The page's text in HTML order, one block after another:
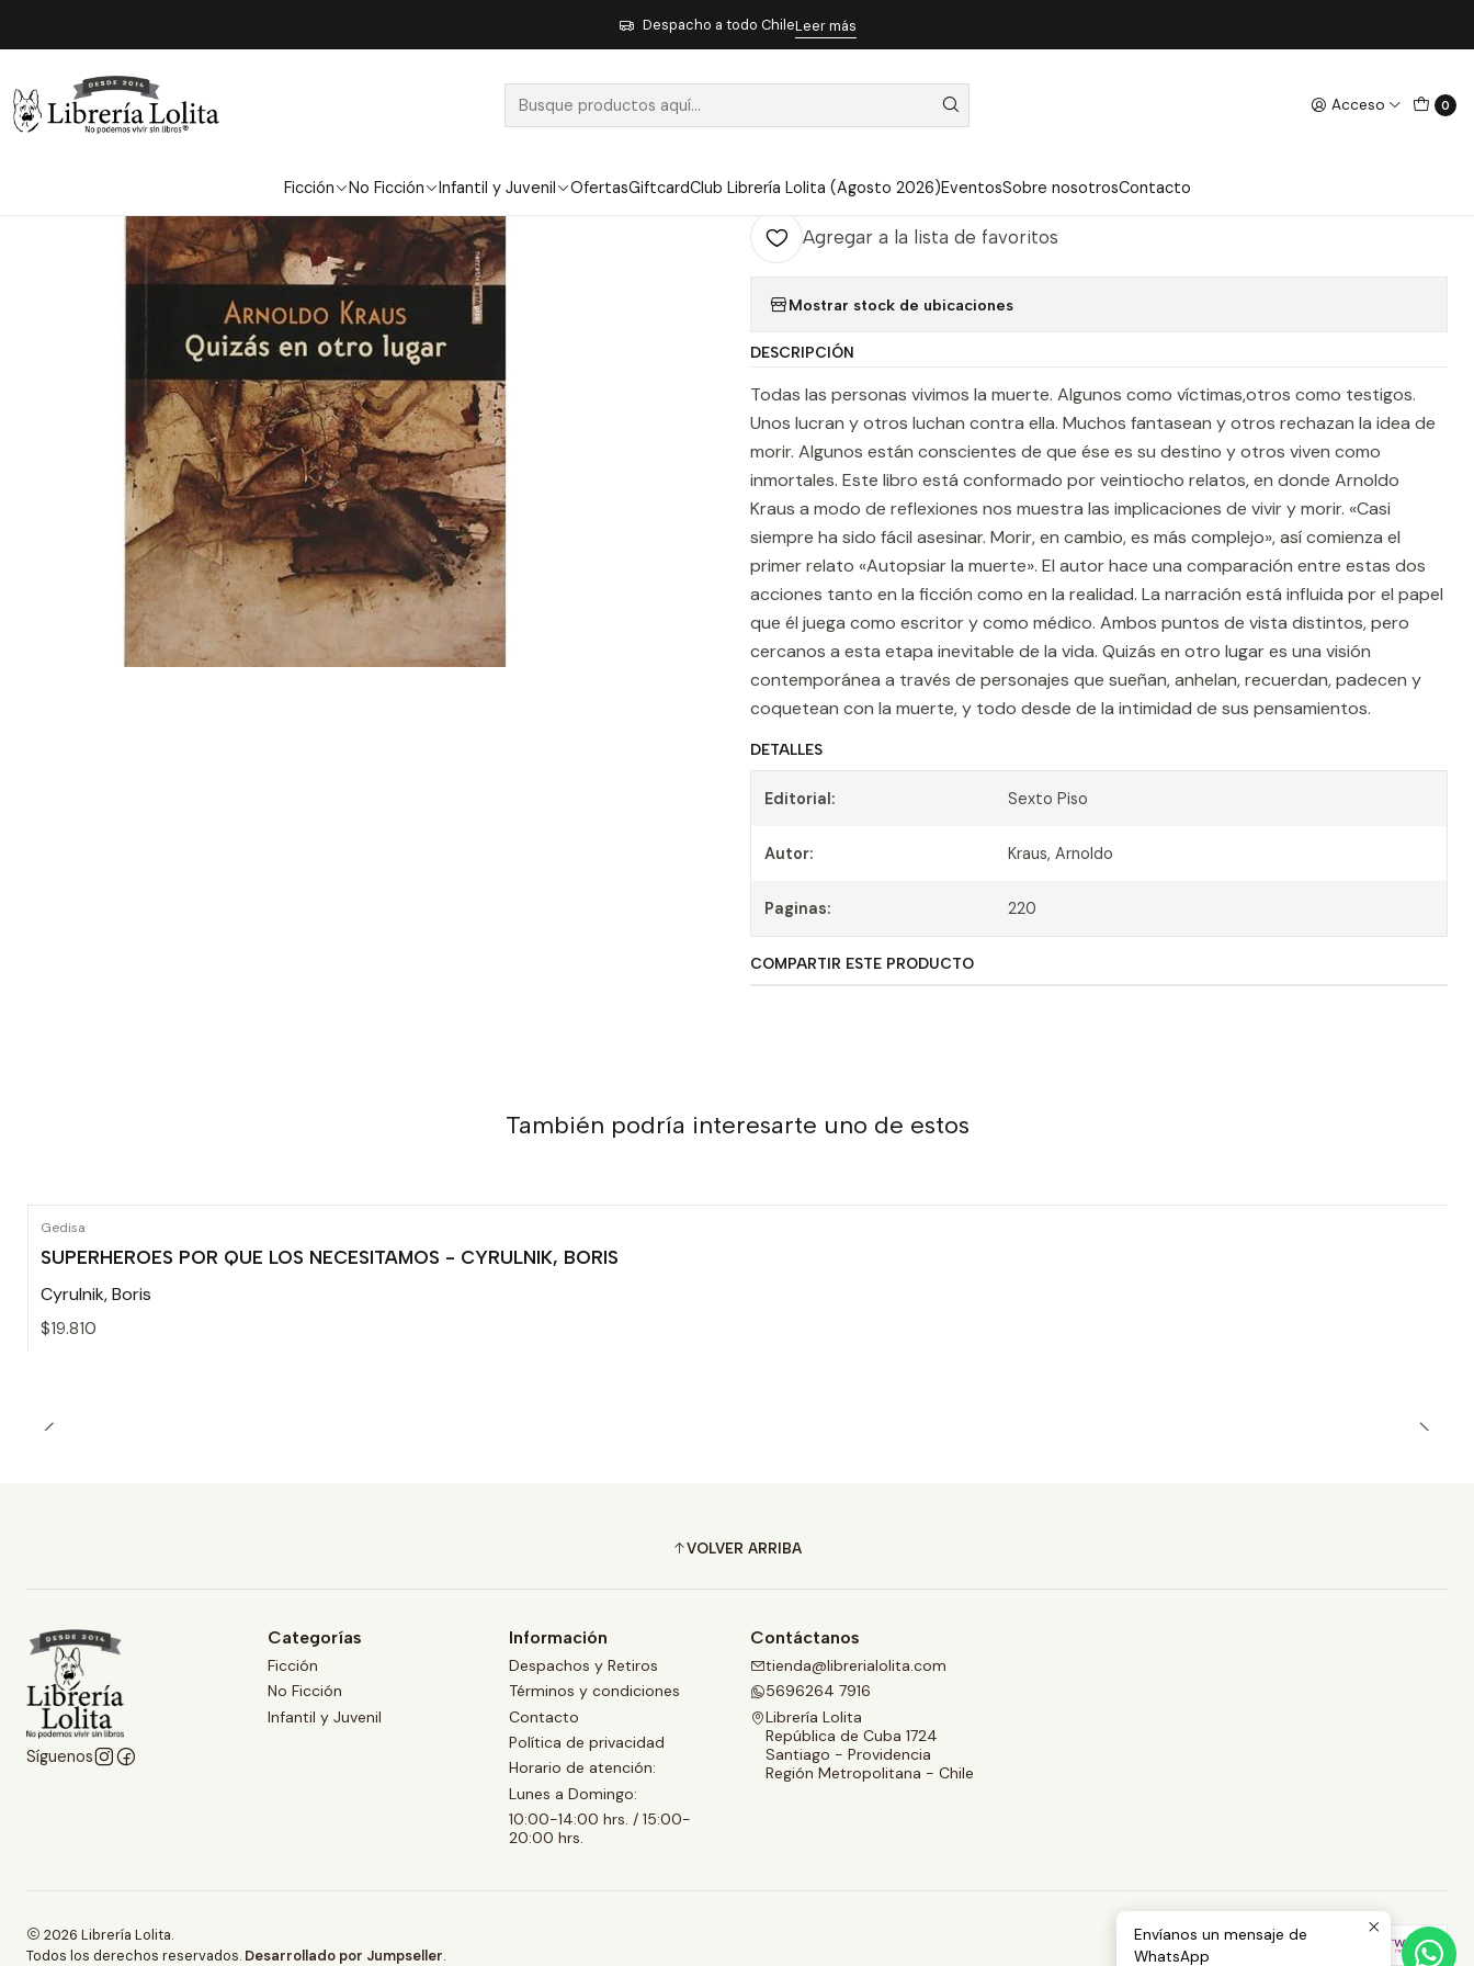
Acceso 0
Ficción No Ficción Infantil y Juvenil OfertasGiftcardClub Librería Lolita (Agosto 2026)EventosSobre nosotrosContacto
Despacho a todo ChileLeer más
Pendiente 3 Quizas En Otro Lugar
QUIZAS EN OTRO LUGAR
Cantidad
Agregar a la lista de favoritos
Mostrar stock de ubicaciones
DESCRIPCIÓN
Todas las personas vivimos la muerte. Algunos como víctimas,otros como testigos.
Unos lucran y otros luchan contra ella. Muchos fantasean y otros rechazan la idea de
morir. Algunos están conscientes de que ése es su destino y otros viven como
inmortales. Este libro está conformado por veintiocho relatos, en donde Arnoldo
Kraus a modo de reflexiones nos muestra las implicaciones de vivir y morir. «Casi
siempre ha sido fácil asesinar. Morir, en cambio, es más complejo», así comienza el
primer relato «Autopsiar la muerte». El autor hace una comparación entre estas dos
acciones tanto en la ficción como en la realidad. La narración está influida por el papel
que él juega como escritor y como médico. Ambos puntos de vista distintos, pero
cercanos a esta etapa inevitable de la vida. Quizás en otro lugar es una visión
contemporánea a través de personajes que sueñan, anhelan, recuerdan, padecen y
coquetean con la muerte, y todo desde de la intimidad de sus pensamientos.
DETALLES
Editorial: Sexto Piso
Autor: Kraus, Arnoldo
Paginas: 220
COMPARTIR ESTE PRODUCTO
También podría interesarte uno de estos
Gedisa
SUPERHEROES POR QUE LOS NECESITAMOS - CYRULNIK, BORIS
Cyrulnik, Boris
$19.810
VOLVER ARRIBA
Síguenos
Categorías
Ficción
No Ficción
Infantil y Juvenil
Información
Despachos y Retiros
Términos y condiciones
Contacto
Política de privacidad
Horario de atención:
Lunes a Domingo:
10:00-14:00 hrs. / 15:00-
20:00 hrs.
Contáctanos
tienda@librerialolita.com
5696264 7916
Librería Lolita
República de Cuba 1724
Santiago - Providencia
Región Metropolitana - Chile
2026 Librería Lolita.
Todos los derechos reservados. Desarrollado por Jumpseller.
Envíanos un mensaje de
WhatsApp